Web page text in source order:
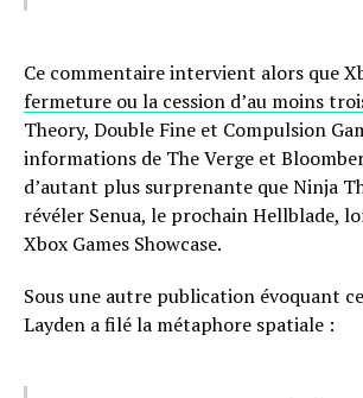
Ce commentaire intervient alors que
fermeture ou la cession d’au moins
Theory, Double Fine et Compulsion
informations de The Verge et
d’autant plus surprenante que Ninja
révéler Senua, le prochain Hellblade,
Xbox Games Showcase.
Sous une autre publication évoquant
Layden a filé la métaphore spatiale :